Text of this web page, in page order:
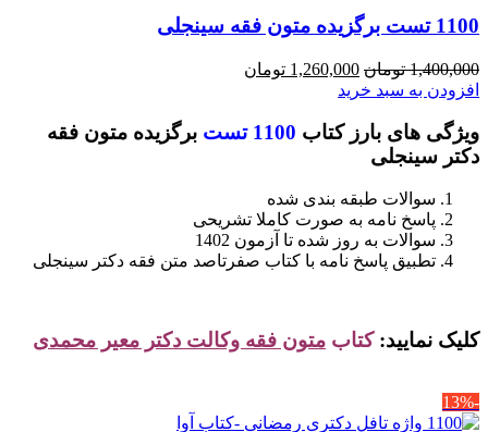
1100 تست برگزیده متون فقه سینجلی
1,400,000 تومان قیمت
اصلی
بود.
1,260,000 تومان
است.
افزودن به سبد خرید
ویژگی های بارز کتاب 1100 تست
برگزیده متون فقه
دکتر سینجلی
سوالات طبقه بندی شده
پاسخ نامه به صورت کاملا تشریحی
سوالات به روز شده تا آزمون 1402
تطبیق پاسخ نامه با کتاب صفرتاصد متن فقه دکتر سینجلی
کلیک نمایید: کتاب متون فقه وکالت دکتر معیر محمدی
-13%